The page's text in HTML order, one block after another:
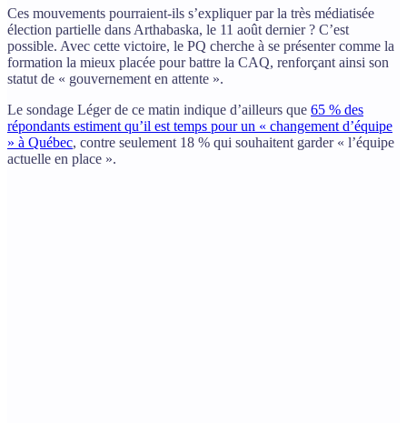
Ces mouvements pourraient-ils s’expliquer par la très médiatisée
élection partielle dans Arthabaska, le 11 août dernier ? C’est
possible. Avec cette victoire, le PQ cherche à se présenter comme la
formation la mieux placée pour battre la CAQ, renforçant ainsi son
statut de « gouvernement en attente ».
Le sondage Léger de ce matin indique d’ailleurs que 65 % des
répondants estiment qu’il est temps pour un « changement d’équipe
» à Québec, contre seulement 18 % qui souhaitent garder « l’équipe
actuelle en place ».